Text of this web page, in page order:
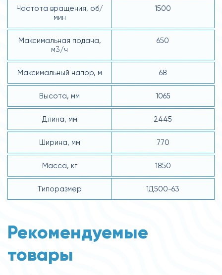
Частота вращения, об/
мин
1500
Максимальная подача,
м3/ч
650
Максимальный напор, м 68
Высота, мм 1065
Длина, мм 2445
Ширина, мм 770
Масса, кг 1850
Типоразмер 1Д500-63
Рекомендуемые
товары